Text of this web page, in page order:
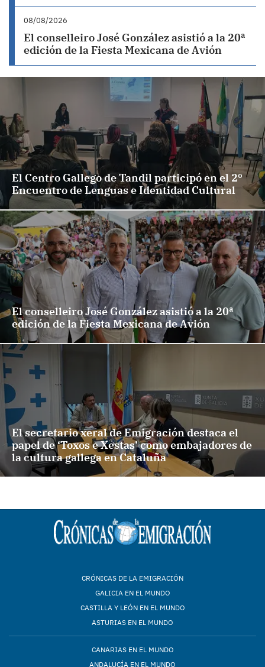
08/08/2026
El conselleiro José González asistió a la 20ª
edición de la Fiesta Mexicana de Avión
El Centro Gallego de Tandil participó en el 2º
Encuentro de Lenguas e Identidad Cultural
El conselleiro José González asistió a la 20ª
edición de la Fiesta Mexicana de Avión
El secretario xeral de Emigración destaca el
papel de ‘Toxos e Xestas’ como embajadores de
la cultura gallega en Cataluña
CRÓNICAS DE LA EMIGRACIÓN
GALICIA EN EL MUNDO
CASTILLA Y LEÓN EN EL MUNDO
ASTURIAS EN EL MUNDO
CANARIAS EN EL MUNDO
ANDALUCÍA EN EL MUNDO